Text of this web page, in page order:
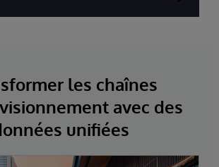
les chaînes
avec des
unifiées